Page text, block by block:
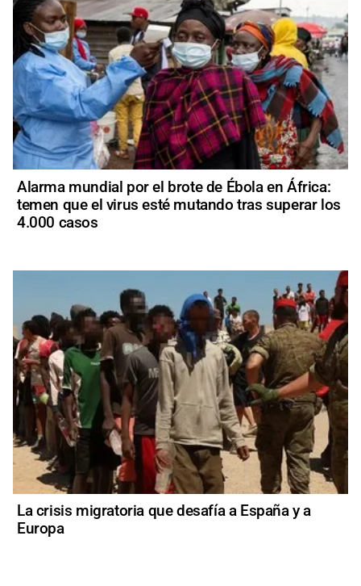
Alarma mundial por el brote de Ébola en África:
temen que el virus esté mutando tras superar los
4.000 casos
La crisis migratoria que desafía a España y a
Europa